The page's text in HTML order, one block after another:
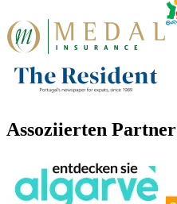
Assoziierten Partner